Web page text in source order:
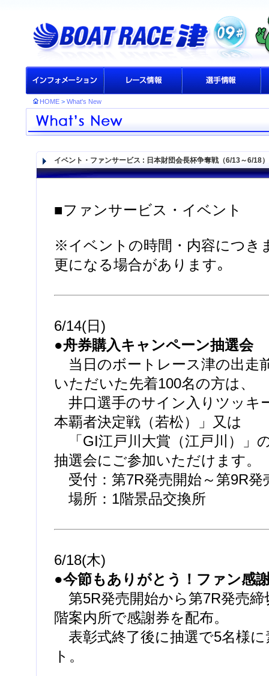
HOME > What's New
イベント・ファンサービス : 日本財団会長杯争奪戦（6/13～6/18
■ファンサービス・イベント
※イベントの時間・内容につき
更になる場合があります｡
6/14(日)
●舟券購入キャンペーン抽選会
当日のボートレース津の出走
いただいた先着100名の方は、
井口選手のサイン入りツッキ
本覇者決定戦（若松）」又は
「GI江戸川大賞（江戸川）」
抽選会にご参加いただけます。
受付：第7R発売開始～第9R発
場所：1階景品交換所
6/18(木)
●今節もありがとう！ファン感
第5R発売開始から第7R発売締
階案内所で感謝券を配布。
表彰式終了後に抽選で5名様
ト。